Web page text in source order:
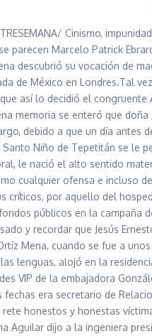
Cinismo,
se parecen Marcelo Patrick
descubrió su vocación de
de México en Londres.Tal
así lo decidió el
memoria se enteró que
debido a que un día
Niño de Tepetitán se le
le nació el alto sentido
cualquier ofensa e incluso
críticos, por aquello del
públicos en la campaña
y recordar que Jesús
Mena, cuando se fue a
lenguas, alojó en la
VIP de la embajadora
fechas era secretario de
honestos y honestas
Aguilar dijo a la ingeniera